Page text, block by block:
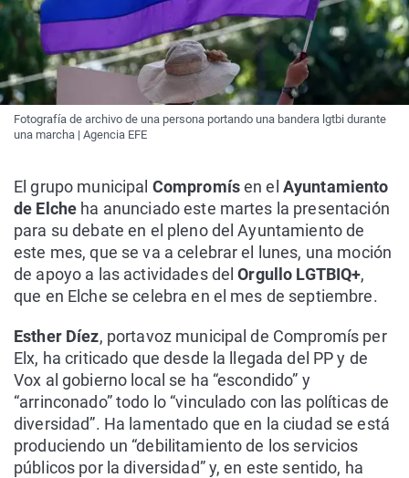
Fotografía de archivo de una persona portando una bandera lgtbi durante
una marcha | Agencia EFE
El grupo municipal Compromísen el Ayuntamiento
de Elche ha anunciado este martes la presentación
para su debate en el pleno del Ayuntamiento de
este mes, que se va a celebrar el lunes, una moción
de apoyo a las actividades del Orgullo LGTBIQ+,
que en Elche se celebra en el mes de septiembre.
Esther Díez, portavoz municipal de Compromís per
Elx, ha criticado que desde la llegada del PP y de
Vox al gobierno local se ha “escondido” y
“arrinconado” todo lo “vinculado con las políticas de
diversidad”. Ha lamentado que en la ciudad se está
produciendo un “debilitamiento de los servicios
públicos por la diversidad” y, en este sentido, ha